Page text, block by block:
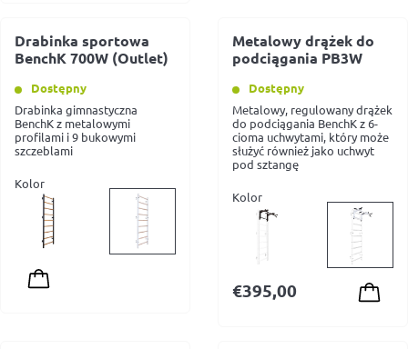
Drabinka sportowa
BenchK 700W (Outlet)
Dostępny
Drabinka gimnastyczna
BenchK z metalowymi
profilami i 9 bukowymi
szczeblami
Kolor
Metalowy drążek do
podciągania PB3W
Dostępny
Metalowy, regulowany drążek
do podciągania BenchK z 6-
cioma uchwytami, który może
służyć również jako uchwyt
pod sztangę
Kolor
€395,00